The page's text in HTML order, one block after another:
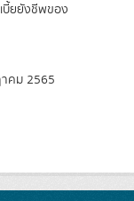
บี้ยยังชีพของ
คม 2565